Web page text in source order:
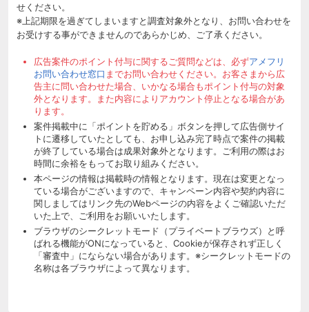
せください。
※上記期限を過ぎてしまいますと調査対象外となり、お問い合わせを
お受けする事ができませんのであらかじめ、ご了承ください。
広告案件のポイント付与に関するご質問などは、必ずアメフリ
お問い合わせ窓口 までお問い合わせください。お客さまから広
告主に問い合わせた場合、いかなる場合もポイント付与の対象
外となります。また内容によりアカウント停止となる場合があ
ります。
案件掲載中に「ポイントを貯める」ボタンを押して広告側サイ
トに遷移していたとしても、お申し込み完了時点で案件の掲載
が終了している場合は成果対象外となります。ご利用の際はお
時間に余裕をもってお取り組みください。
本ページの情報は掲載時の情報となります。現在は変更となっ
ている場合がございますので、キャンペーン内容や契約内容に
関しましてはリンク先のWebページの内容をよくご確認いただ
いた上で、ご利用をお願いいたします。
ブラウザのシークレットモード（プライベートブラウズ）と呼
ばれる機能がONになっていると、Cookieが保存されず正しく
「審査中」にならない場合があります。※シークレットモードの
名称は各ブラウザによって異なります。